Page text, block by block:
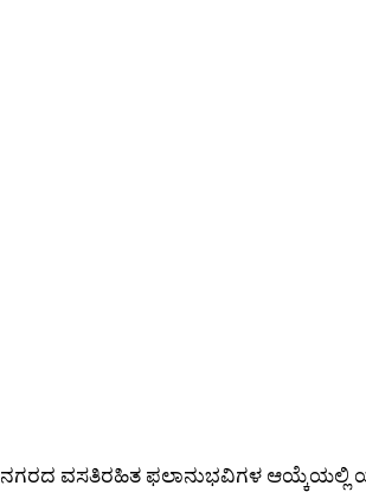
ನಗರದ ವಸತಿರಹಿತ ಫಲಾನುಭವಿಗಳ ಆಯ್ಕೆಯಲ್ಲಿ